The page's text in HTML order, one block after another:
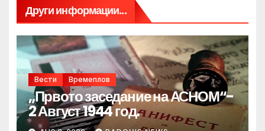
Други информации...
Вести Времеплов
„Првото заседание на АСНОМ“-
2 Август 1944 год.